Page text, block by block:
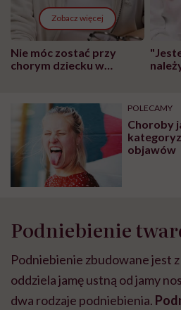
Zobacz więcej
Nie móc zostać przy
chorym dziecku w
może chyba tylko
głupota i brak
wyobraźni"
pracy
POLECAMY
Choroby
objawów
Podniebienie
Podniebienie zbudowane jest
oddziela jamę ustną od jamy
dwa rodzaje podniebienia.